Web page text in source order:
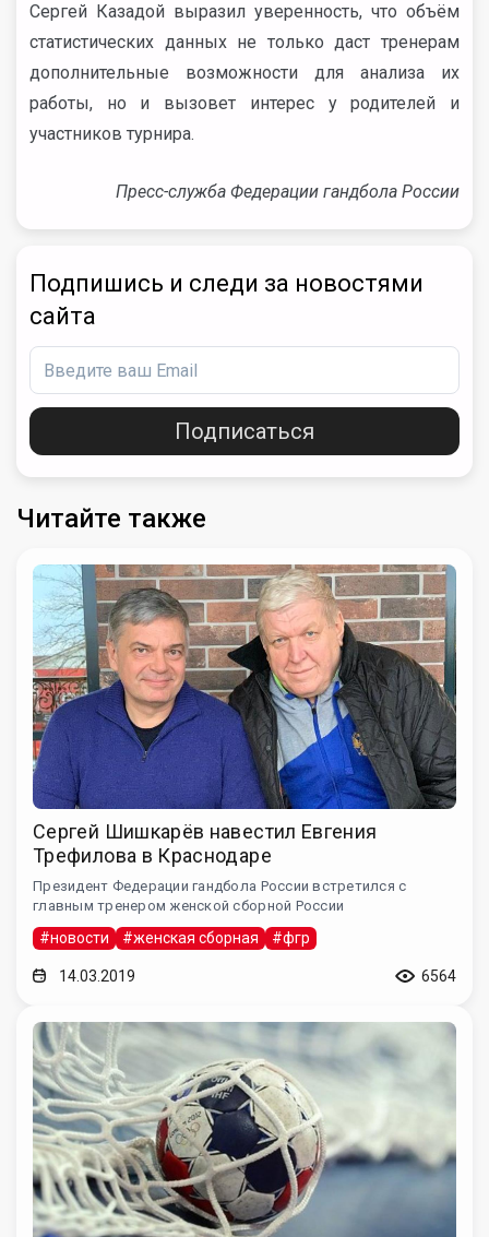
Сергей Казадой выразил уверенность, что объём
статистических данных не только даст тренерам
дополнительные возможности для анализа их
работы, но и вызовет интерес у родителей и
участников турнира.
Пресс-служба Федерации гандбола России
Подпишись и следи за новостями
сайта
Подписаться
Читайте также
Сергей Шишкарёв навестил Евгения
Трефилова в Краснодаре
Президент Федерации гандбола России встретился с
главным тренером женской сборной России
#новости #женская сборная #фгр
14.03.2019 6564